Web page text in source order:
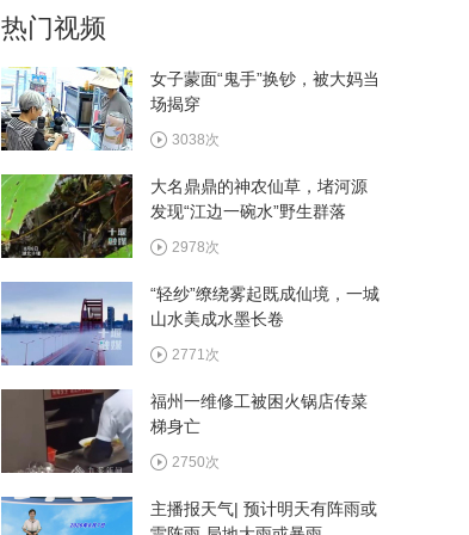
西十高铁执行优惠票价 十堰
往返西安6.4折起
看村BA畅游郧阳 多家景区
推出观赛福利
湖北省和美乡村篮球大赛总
决赛8月13日在郧阳区开赛
热门视频
女子蒙面“鬼手”换钞，被大妈当
场揭穿
3038次
大名鼎鼎的神农仙草，堵河源
发现“江边一碗水”野生群落
2978次
“轻纱”缭绕雾起既成仙境，一城
山水美成水墨长卷
2771次
福州一维修工被困火锅店传菜
梯身亡
2750次
主播报天气| 预计明天有阵雨或